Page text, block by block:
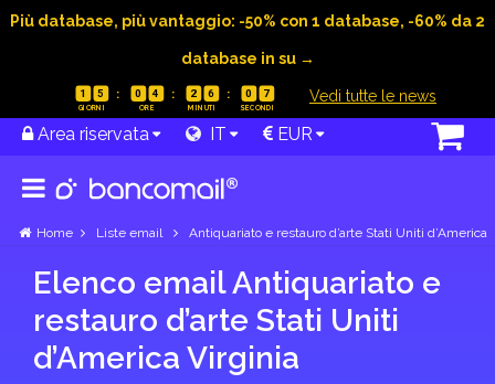
Più database, più vantaggio: -50% con 1 database, -60% da 2
database in su →
1 5 0 4 2 6 0 6 Vedi tutte le news
Area riservata IT EUR
Home Liste email Antiquariato e restauro d’arte Stati Uniti d’America
Elenco email Antiquariato e
restauro d’arte Stati Uniti
d’America Virginia